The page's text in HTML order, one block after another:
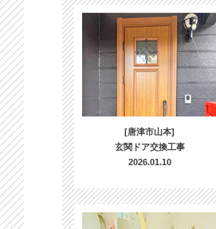
[唐津市山本]
玄関ドア交換工事
2026.01.10